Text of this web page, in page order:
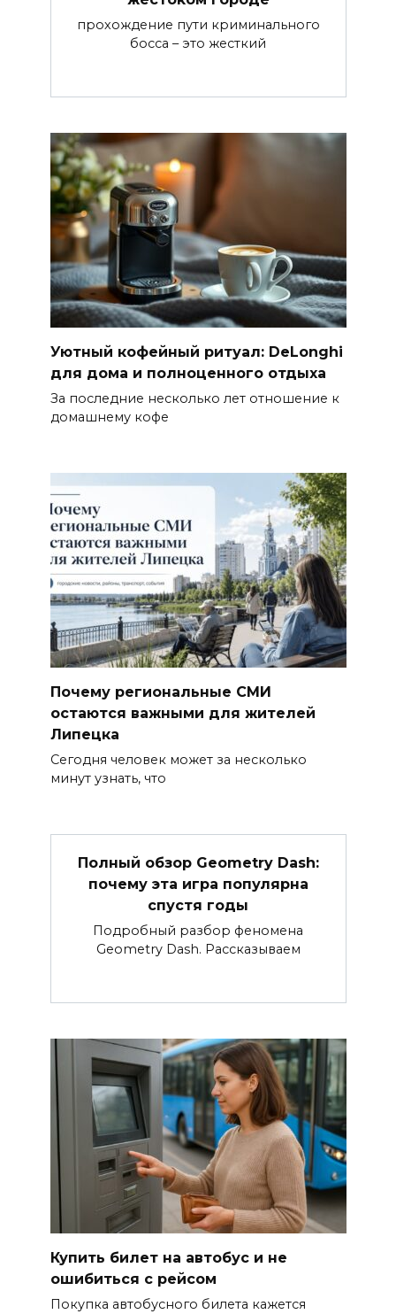
прохождение пути криминального
босса – это жесткий
Уютный кофейный ритуал: DeLonghi
для дома и полноценного отдыха
За последние несколько лет отношение к
домашнему кофе
Почему региональные СМИ
остаются важными для жителей
Липецка
Сегодня человек может за несколько
минут узнать, что
Полный обзор Geometry Dash:
почему эта игра популярна
спустя годы
Подробный разбор феномена
Geometry Dash. Рассказываем
Купить билет на автобус и не
ошибиться с рейсом
Покупка автобусного билета кажется